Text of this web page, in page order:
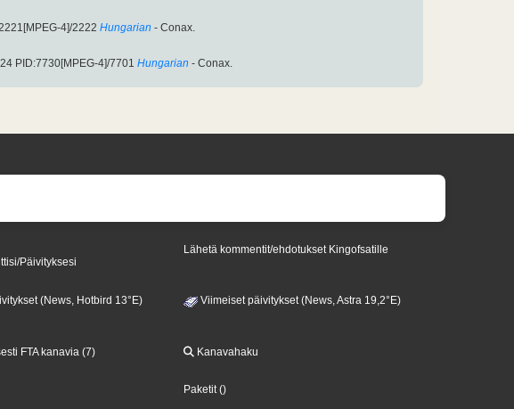
4]/2222 Hungarian - Conax.
PID:7730[MPEG-4]/7701 Hungarian - Conax.
Päivityksesi
Lähetä kommentit/ehdotukset Kingofsatille
(News, Hotbird 13°E) Viimeiset päivitykset (News, Astra 19,2°E)
FTA kanavia (7) Kanavahaku
Paketit()